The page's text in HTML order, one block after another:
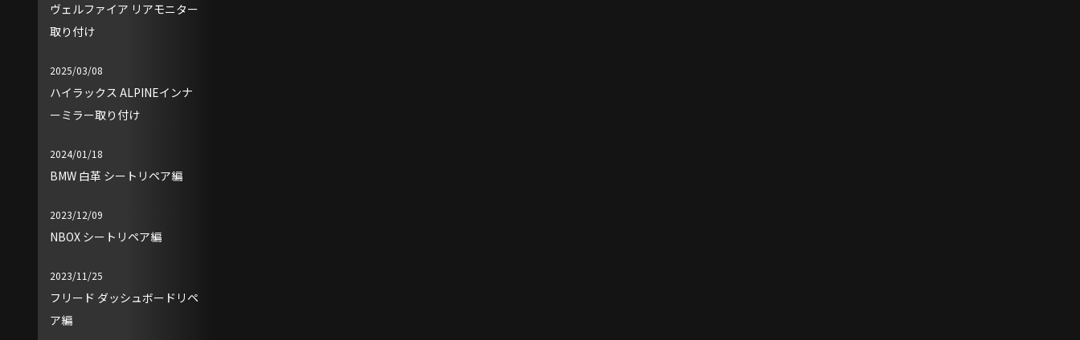
ヴェルファイア リアモニター
取り付け
2025/03/08
ハイラックス ALPINEインナ
ーミラー取り付け
2024/01/18
BMW 白革 シートリペア編
2023/12/09
NBOX シートリペア編
2023/11/25
フリード ダッシュボードリペ
ア編